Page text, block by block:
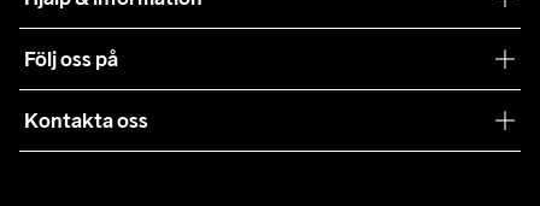
Teamwear
Hållbarhet
Samarbeten
Våra köpvillkor
Retur
Följ oss på
Kontakta oss